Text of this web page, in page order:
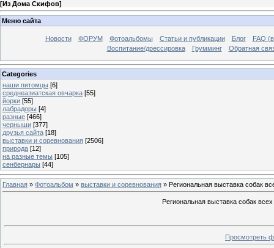
[Из Дома Скифов]
Меню сайта
Новости ФОРУМ Фотоальбомы Статьи и публикации Блог
FAQ
Воспитание/дрессировка
Грумминг Обратная
Categories
наши питомцы [6]
среднеазиатская овчарка [55]
йорки [55]
лабрадоры [4]
разные [466]
черныши [377]
друзья сайта [18]
выставки и соревнования [2506]
природа [12]
на разные темы [105]
сенбернары [44]
Главная » Фотоальбом » выставки и соревнования » Региональная выставка собак
Региональная выставка собак
Просмотреть